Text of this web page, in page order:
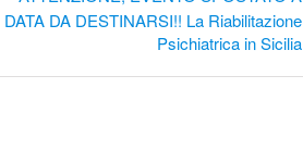
DATA DA DESTINARSI!! La Riabilitazione
Psichiatrica in Sicilia